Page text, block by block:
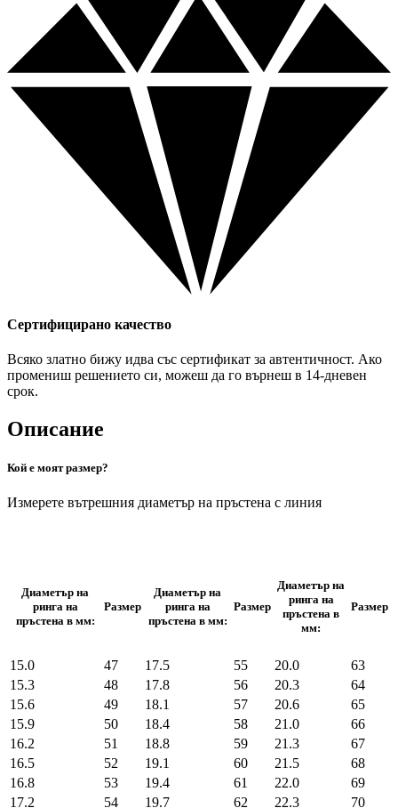
Сертифицирано качество
Всяко златно бижу идва със сертификат за автентичност. Ако
промениш решението си, можеш да го върнеш в 14-дневен
срок.
Описание
Кой е моят размер?
Измерете вътрешния диаметър на пръстена с линия
Диаметър на
ринга на
пръстена в мм:
Размер
Диаметър на
ринга на
пръстена в мм:
Размер
Диаметър на
ринга на
пръстена в
мм:
Размер
15.0 47 17.5 55 20.0
63
15.3
48 17.8 56 20.3
64
15.6
49 18.1 57 20.6
65
15.9
50 18.4 58 21.0
66
16.2
51 18.8 59 21.3
67
16.5
52 19.1 60 21.5
68
16.8
53 19.4 61 22.0
69
17.2
54 19.7 62 22.3 70